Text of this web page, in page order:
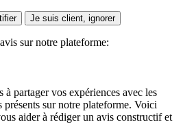
Je suis client, ignorer
sur notre plateforme:
à partager vos expériences avec les
présents sur notre plateforme. Voici
aider à rédiger un avis constructif et